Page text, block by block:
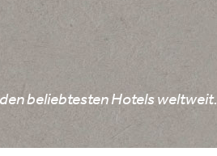
beliebtesten Hotels weltweit.